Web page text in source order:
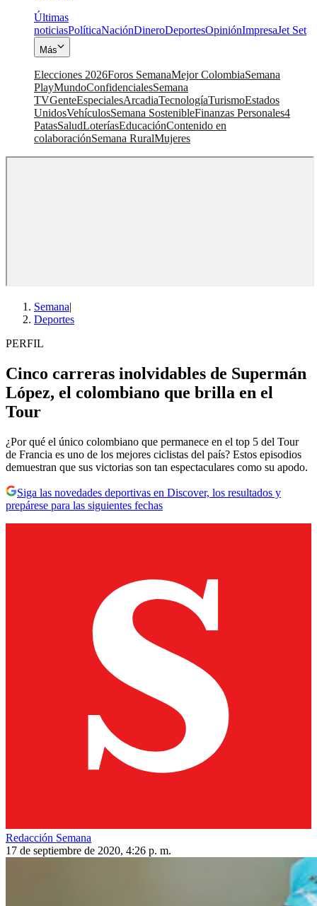
Últimas
noticiasPolíticaNaciónDineroDeportesOpiniónImpresaJet Set
Más
Elecciones 2026Foros SemanaMejor ColombiaSemana
PlayMundoConfidencialesSemana
TVGenteEspecialesArcadiaTecnologíaTurismoEstados
UnidosVehículosSemana SostenibleFinanzas Personales4
PatasSaludLoteríasEducaciónContenido en
colaboraciónSemana RuralMujeres
Semana|
Deportes
PERFIL
Cinco carreras inolvidables de Supermán
López, el colombiano que brilla en el
Tour
¿Por qué el único colombiano que permanece en el top 5 del Tour
de Francia es uno de los mejores ciclistas del país? Estos episodios
demuestran que sus victorias son tan espectaculares como su apodo.
Siga las novedades deportivas en Discover, los resultados y
prepárese para las siguientes fechas
Redacción Semana
17 de septiembre de 2020, 4:26 p. m.